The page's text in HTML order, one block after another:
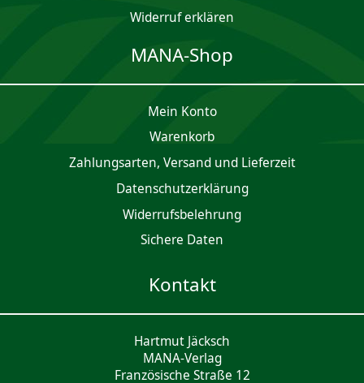
Widerruf erklären
MANA-Shop
Mein Konto
Waren­korb
Zahlungsarten, Versand und Lieferzeit
Daten­schutz­er­klärung
Widerrufsbelehrung
Sichere Daten
Kontakt
Hartmut Jäcksch
MANA-Verlag
Französische Straße 12